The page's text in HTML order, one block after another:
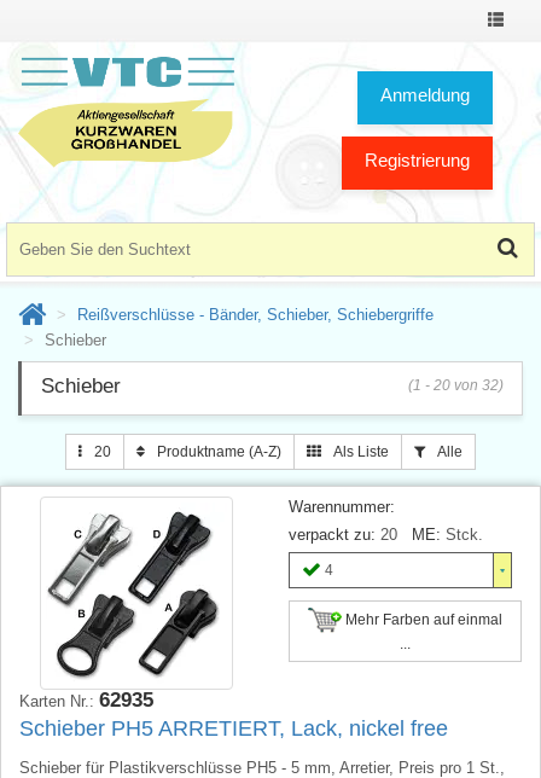
Toggle
Anmeldung
Registrierung
Reißverschlüsse - Bänder, Schieber, Schiebergriffe
Schieber
Schieber (1 - 20 von 32)
20 Produktname (A-Z) Als Liste Alle
Warennummer:
verpackt zu: 20 ME: Stck.
4
Mehr Farben auf einmal
Karten Nr.: 62935
Schieber PH5 ARRETIERT, Lack, nickel free
Schieber für Plastikverschlüsse PH5 - 5 mm, Arretier, Preis pro 1 St.,